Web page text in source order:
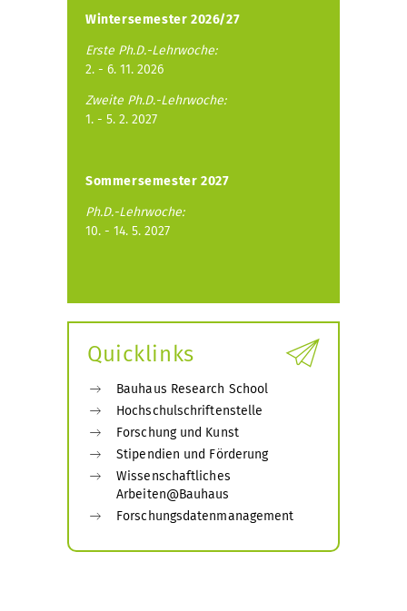
Wintersemester 2026/27
Erste Ph.D.-Lehrwoche:
2. - 6. 11. 2026
Zweite Ph.D.-Lehrwoche:
1. - 5. 2. 2027
Sommersemester 2027
Ph.D.-Lehrwoche:
10. - 14. 5. 2027
Quicklinks
Bauhaus Research School
Hochschulschriftenstelle
Forschung und Kunst
Stipendien und Förderung
Wissenschaftliches
Arbeiten@Bauhaus
Forschungsdatenmanagement